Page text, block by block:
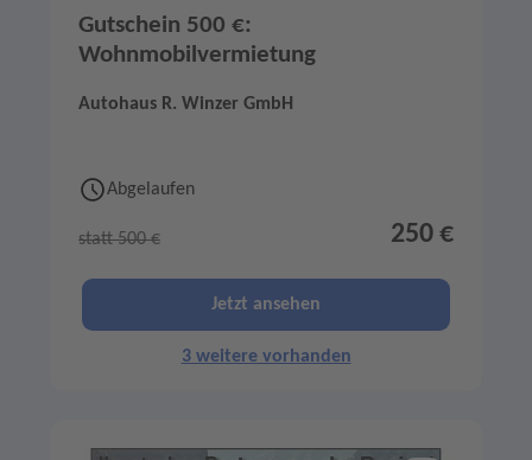
Gutschein 500 €:
Wohnmobilvermietung
Autohaus R. Winzer GmbH
Abgelaufen
statt 500 € 250 €
Jetzt ansehen
3 weitere vorhanden